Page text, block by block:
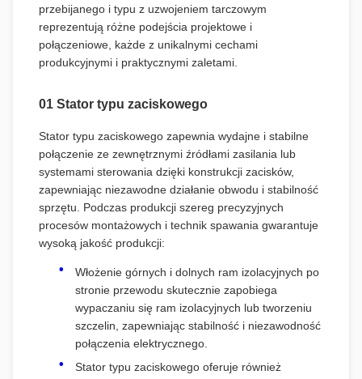
przebijanego i typu z uzwojeniem tarczowym
reprezentują różne podejścia projektowe i
połączeniowe, każde z unikalnymi cechami
produkcyjnymi i praktycznymi zaletami.
01 Stator typu zaciskowego
Stator typu zaciskowego zapewnia wydajne i stabilne
połączenie ze zewnętrznymi źródłami zasilania lub
systemami sterowania dzięki konstrukcji zacisków,
zapewniając niezawodne działanie obwodu i stabilność
sprzętu. Podczas produkcji szereg precyzyjnych
procesów montażowych i technik spawania gwarantuje
wysoką jakość produkcji:
Włożenie górnych i dolnych ram izolacyjnych po
stronie przewodu skutecznie zapobiega
wypaczaniu się ram izolacyjnych lub tworzeniu
szczelin, zapewniając stabilność i niezawodność
połączenia elektrycznego.
Stator typu zaciskowego oferuje również